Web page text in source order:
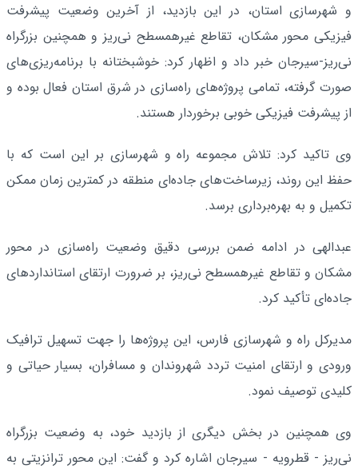
و شهرسازی استان، در این بازدید، از آخرین وضعیت پیشرفت
فیزیکی محور مشکان، تقاطع غیرهمسطح نی‌ریز و همچنین بزرگراه
نی‌ریز-سیرجان خبر داد و اظهار کرد: خوشبختانه با برنامه‌ریزی‌های
صورت گرفته، تمامی پروژه‌های راه‌سازی در شرق استان فعال بوده و
از پیشرفت فیزیکی خوبی برخوردار هستند.
وی تاکید کرد: تلاش مجموعه راه و شهرسازی بر این است که با
حفظ این روند، زیرساخت‌های جاده‌ای منطقه در کمترین زمان ممکن
تکمیل و به بهره‌برداری برسد.
عبدالهی در ادامه ضمن بررسی دقیق وضعیت راه‌سازی در محور
مشکان و تقاطع غیرهمسطح نی‌ریز، بر ضرورت ارتقای استانداردهای
جاده‌ای تأکید کرد.
مدیرکل راه و شهرسازی فارس، این پروژه‌ها را جهت تسهیل ترافیک
ورودی و ارتقای امنیت تردد شهروندان و مسافران، بسیار حیاتی و
کلیدی توصیف نمود.
وی همچنین در بخش دیگری از بازدید خود، به وضعیت بزرگراه
نی‌ریز - قطرویه - سیرجان اشاره کرد و گفت: این محور ترانزیتی به